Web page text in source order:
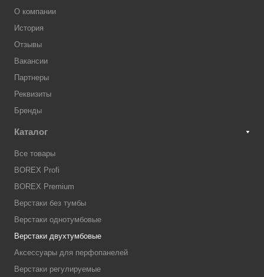
О компании
История
Отзывы
Вакансии
Партнеры
Реквизиты
Бренды
Каталог
Все товары
BOREX Profi
BOREX Premium
Верстаки без тумбы
Верстаки однотумбовые
Верстаки двухтумбовые
Аксессуары для перфопанелей
Верстаки регулируемые